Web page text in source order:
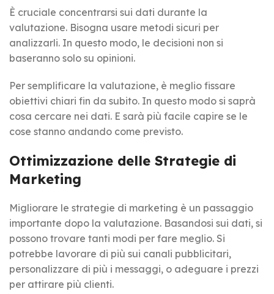
È cruciale concentrarsi sui dati durante la
valutazione. Bisogna usare metodi sicuri per
analizzarli. In questo modo, le decisioni non si
baseranno solo su opinioni.
Per semplificare la valutazione, è meglio fissare
obiettivi chiari fin da subito. In questo modo si saprà
cosa cercare nei dati. E sarà più facile capire se le
cose stanno andando come previsto.
Ottimizzazione delle Strategie di
Marketing
Migliorare le strategie di marketing è un passaggio
importante dopo la valutazione. Basandosi sui dati, si
possono trovare tanti modi per fare meglio. Si
potrebbe lavorare di più sui canali pubblicitari,
personalizzare di più i messaggi, o adeguare i prezzi
per attirare più clienti.